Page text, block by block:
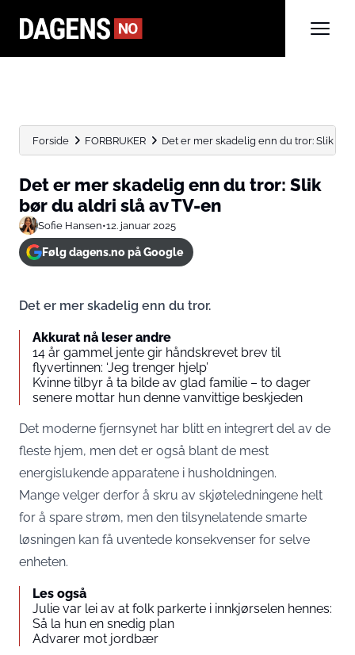
Forside FORBRUKER Det er mer skadelig enn du tror: Slik bør
Det er mer skadelig enn du tror: Slik
bør du aldri slå av TV-en
Sofie Hansen•12. januar 2025
Følg dagens.no på Google
Det er mer skadelig enn du tror.
Akkurat nå leser andre
14 år gammel jente gir håndskrevet brev til
flyvertinnen: ‘Jeg trenger hjelp’
Kvinne tilbyr å ta bilde av glad familie – to dager
senere mottar hun denne vanvittige beskjeden
Det moderne fjernsynet har blitt en integrert del av de
fleste hjem, men det er også blant de mest
energislukende apparatene i husholdningen.
Mange velger derfor å skru av skjøteledningene helt
for å spare strøm, men den tilsynelatende smarte
løsningen kan få uventede konsekvenser for selve
enheten.
Les også
Julie var lei av at folk parkerte i innkjørselen hennes:
Så la hun en snedig plan
Advarer mot jordbær